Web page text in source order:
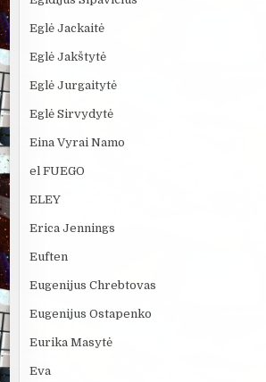
Eglė Jackaitė
Eglė Jakštytė
Eglė Jurgaitytė
Eglė Sirvydytė
Eina Vyrai Namo
el FUEGO
ELEY
Erica Jennings
Euften
Eugenijus Chrebtovas
Eugenijus Ostapenko
Eurika Masytė
Eva